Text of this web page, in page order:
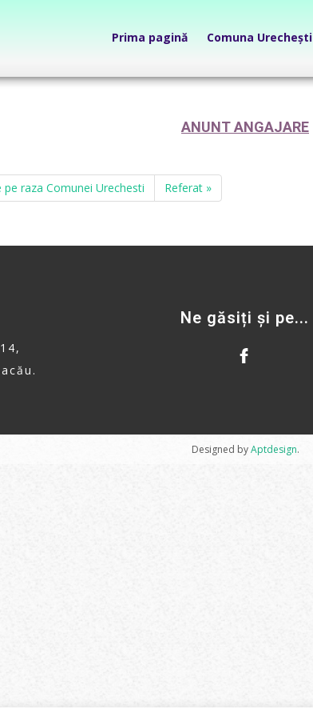
Prima pagină Comuna Urechești
ANUNT ANGAJARE
raza Comunei Urechesti Referat »
Ne găsiți și pe...
Designed byAptdesign.